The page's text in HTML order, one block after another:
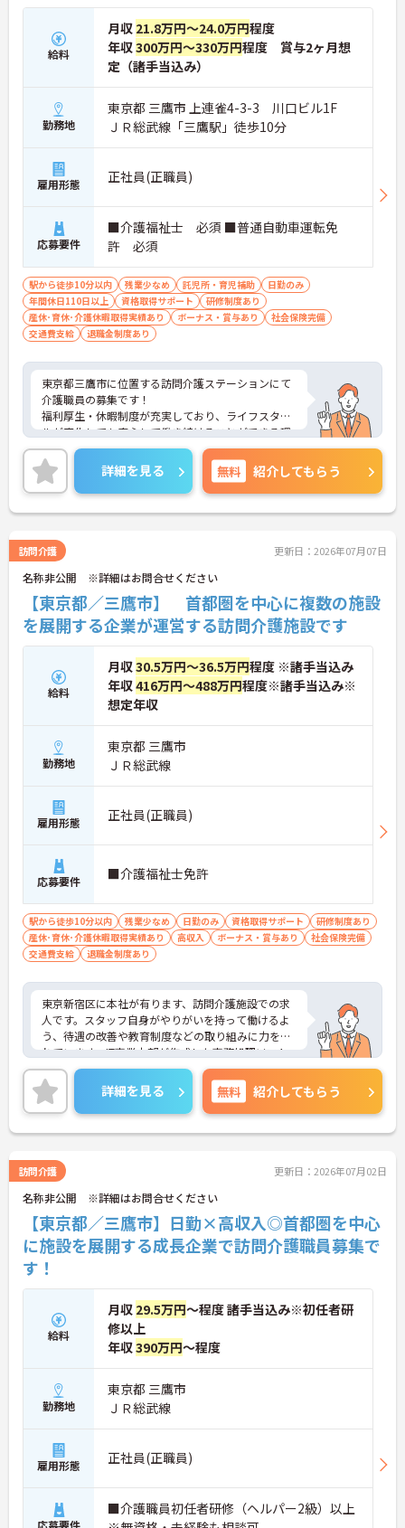
給料
月収 21.8万円～24.0万円程度
年収300万円～330万円程度 賞与2ヶ月想
定（諸手当込み）
勤務地
東京都 三鷹市 上連雀4-3-3 川口ビル1F
ＪＲ総武線「三鷹駅」徒歩10分
雇用形態 正社員(正職員)
応募要件
■介護福祉士 必須 ■普通自動車運転免
許 必須
駅から徒歩10分以内 残業少なめ 託児所・育児補助
日勤のみ
年間休日110日以上
資格取得サポート
研修制度あり
産休･育休･介護休暇取得実績あり
ボーナス・賞与あり
社会保険完備
交通費支給
退職金制度あり
東京都三鷹市に位置する訪問介護ステーションにて
介護職員の募集です！
福利厚生・休暇制度が充実しており、ライフスタイ
ルが変化しても安心して働き続けることができる環
境が整っています。
ご興味のある方には、面接対策ポイントなど、さら
に詳細をご案内しますのでお気軽にご相談くださ
い！
詳細を見る 無料 紹介してもらう
訪問介護 更新日：2026年07月07日
名称非公開 ※詳細はお問合せください
【東京都／三鷹市】 首都圏を中心に複数の施設
を展開する企業が運営する訪問介護施設です
給料
月収30.5万円～36.5万円程度 ※諸手当込み
年収416万円～488万円程度※諸手当込み※
想定年収
勤務地
東京都 三鷹市
ＪＲ総武線
雇用形態 正社員(正職員)
応募要件 ■介護福祉士免許
駅から徒歩10分以内 残業少なめ 日勤のみ 資格取得サポート
研修制度あり
産休･育休･介護休暇取得実績あり
高収入 ボーナス・賞与あり
社会保険完備
交通費支給
退職金制度あり
東京新宿区に本社が有ります、訪問介護施設での求
人です。スタッフ自身がやりがいを持って働けるよ
う、待遇の改善や教育制度などの取り組みに力を入
れています。IT事業本部が作成した事務処理ソフト
を導入しており、事務作業は少なく、その分ご利用
者様への対応を重視することもできます。入社後の
研修はもちろん、介護技術研修、PC研修、マナー研
修、資格取得のための勉強会等ステップに応じて用
意されており安心してご就業いただけます。
細などお話しいたしますのでお気軽にお問い合わせ
下さい。
詳細を見る 無料 紹介してもらう
訪問介護 更新日：2026年07月02日
名称非公開 ※詳細はお問合せください
【東京都／三鷹市】日勤×高収入◎首都圏を中心
に施設を展開する成長企業で訪問介護職員募集で
す！
給料
月収 29.5万円～程度 諸手当込み※初任者研
修以上
年収390万円～程度
勤務地
東京都 三鷹市
ＪＲ総武線
雇用形態 正社員(正職員)
■介護職員初任者研修（ヘルパー2級）以上